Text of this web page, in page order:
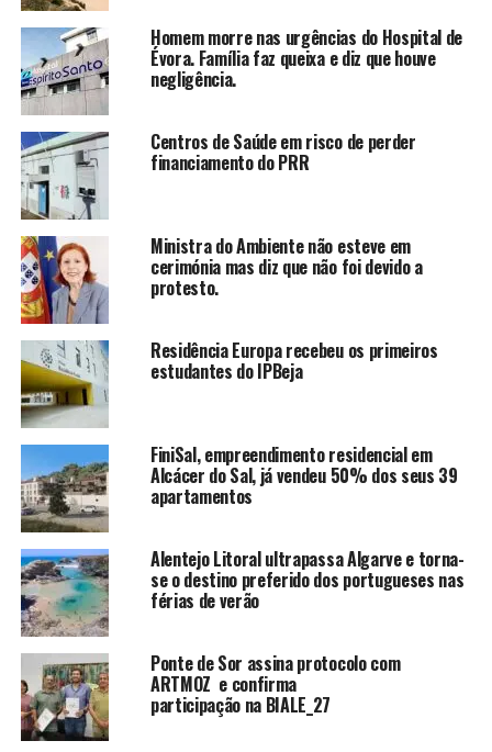
Homem morre nas urgências do Hospital de
Évora. Família faz queixa e diz que houve
negligência.
Centros de Saúde em risco de perder
financiamento do PRR
Ministra do Ambiente não esteve em
cerimónia mas diz que não foi devido a
protesto.
Residência Europa recebeu os primeiros
estudantes do IPBeja
FiniSal, empreendimento residencial em
Alcácer do Sal, já vendeu 50% dos seus 39
apartamentos
Alentejo Litoral ultrapassa Algarve e torna-
se o destino preferido dos portugueses nas
férias de verão
Ponte de Sor assina protocolo com
ARTMOZ e confirma
participação na BIALE_27